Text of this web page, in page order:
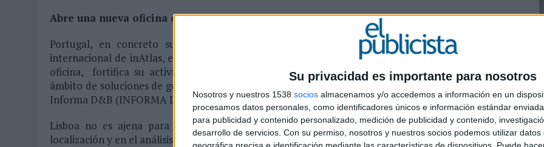
Su privacidad es importante para nosotros
Nosotros y nuestros 1538 socios almacenamos y/o accedemos a información en un
procesamos datos personales, como identificadores únicos e información estándar
para publicidad y contenido personalizado, medición de publicidad y contenido,
desarrollo de servicios. Con su permiso, nosotros y nuestros socios podemos utilizar datos
geográfica precisa e identificación mediante las características de dispositivos. Puede
Abre una nueva oficina en Portugal
Portugal, en concreto su capital Lisboa, ha sido el lugar elegido para afianzar la expansión
internacional de inAtlas, empresa en Barcelona especializada en Location Analytics. Con esta nueva
oficina, fortifica su actividad en la península ibérica posicionándose en España y Portugal en el
ámbito de soluciones de geomarketing y data analytics para el mercado B2B gracias a su alianza con
Informa D&B (INFORMA D&B).
Lisboa no es ajena para inAtlas, su herramienta de geomarketing basada en la inteligencia de
localización y en el análisis predictivo ofrece a las empresas el acceso a bases de datos actualizadas de